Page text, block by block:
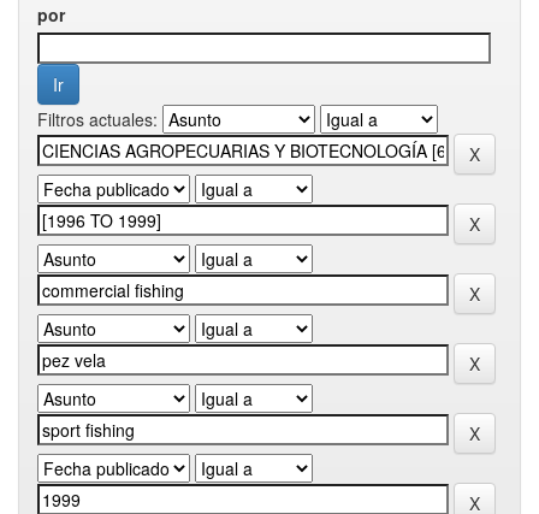
por
Filtros actuales: